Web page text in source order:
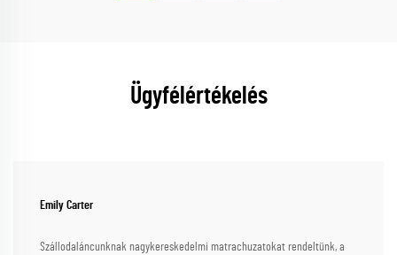
Ügyfélértékelés
Emily Carter
Szállodaláncunknak nagykereskedelmi matrachuzatokat rendeltünk, a